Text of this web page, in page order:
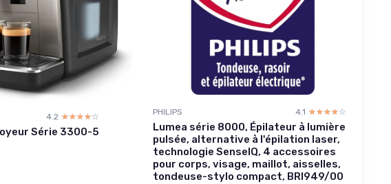
4.2 ☆☆☆☆☆
★★★★★
Série 3300-5
PHILIPS 4.1 ☆☆☆☆☆
★★★★★
Lumea série 8000, Épilateur à lumière
pulsée, alternative à l'épilation laser,
technologie SenseIQ, 4 accessoires
pour corps, visage, maillot, aisselles,
tondeuse-stylo compact, BRI949/00